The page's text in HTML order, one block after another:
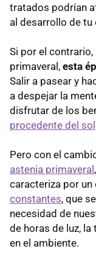
tratados podrían
al desarrollo de tu
Si por el
primaveral, esta
Salir a pasear y
a despejar la
disfrutar de los
procedente del sol
Pero con el
astenia primaveral ,
caracteriza por
constantes, que
necesidad de
de horas de luz,
en el ambiente.